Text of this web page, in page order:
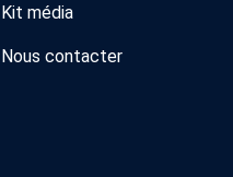
Kit média
Nous contacter